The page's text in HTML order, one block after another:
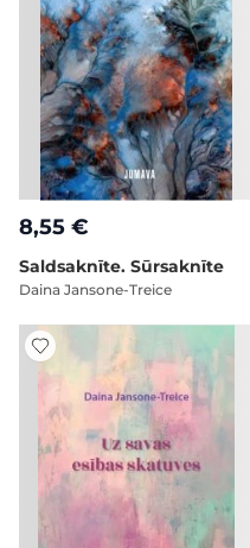
8,55 €
Saldsaknīte. Sūrsaknīte
Daina Jansone-Treice